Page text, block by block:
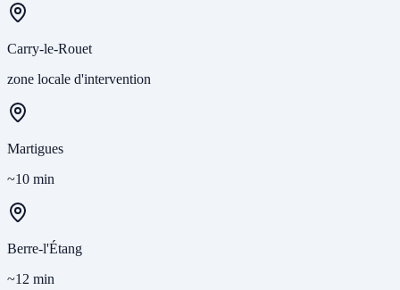
Carry-le-Rouet
zone locale d'intervention
Martigues
~10 min
Berre-l'Étang
~12 min